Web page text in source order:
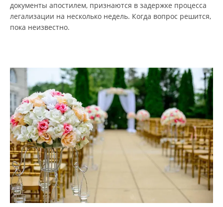
документы апостилем, признаются в задержке процесса
легализации на несколько недель. Когда вопрос решится,
пока неизвестно.